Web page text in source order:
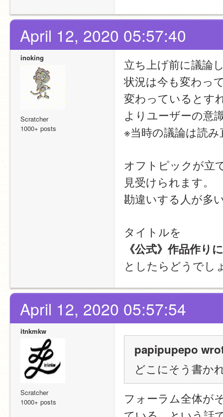
April 12, 2020 05:57:40
inoking
Scratcher
1000+ posts
立ち上げ前に議論
状況は今も変わっ
変わっているとす
よりユーザーの意
※当時の議論は読
オフトピックが立
見受けられます。
勘違いする人が多
タイトルを
《公式》作品作
としたらどうでし
April 12, 2020 05:57:54
itnkmkw
Scratcher
1000+ posts
papipupepo
どこにそう書か
フォーラム全体が